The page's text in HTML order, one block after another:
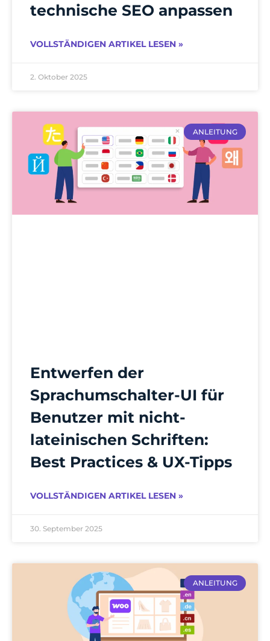
technische SEO anpassen
VOLLSTÄNDIGEN ARTIKEL LESEN »
2. Oktober 2025
ANLEITUNG
Entwerfen der
Sprachumschalter-UI für
Benutzer mit nicht-
lateinischen Schriften:
Best Practices & UX-Tipps
VOLLSTÄNDIGEN ARTIKEL LESEN »
30. September 2025
ANLEITUNG